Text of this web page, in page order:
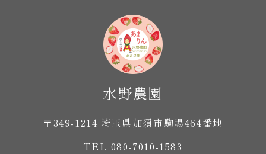
〒349-1214 埼玉県加須市駒場464番地
TEL 080-7010-1583